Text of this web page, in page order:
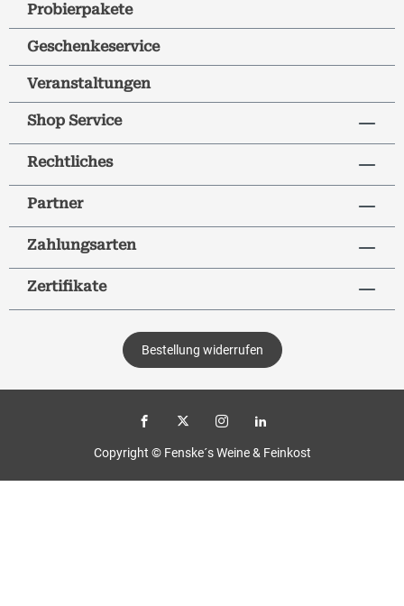
Probierpakete
Geschenkeservice
Veranstaltungen
Shop Service
Rechtliches
Partner
Zahlungsarten
Zertifikate
Bestellung widerrufen
Copyright © Fenske´s Weine & Feinkost